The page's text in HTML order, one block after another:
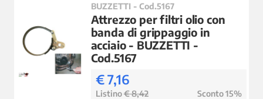
BUZZETTI - Cod.5167
Attrezzo per filtri olio con
banda di grippaggio in
acciaio - BUZZETTI -
Cod.5167
€ 7,16
Listino€ 8,42 Sconto 15%